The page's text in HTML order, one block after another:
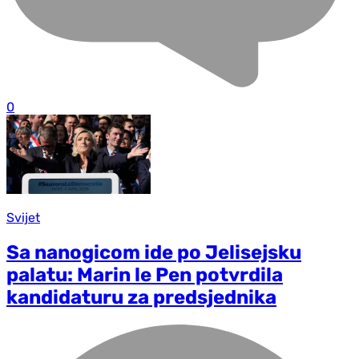
0
Svijet
Sa nanogicom ide po Jelisejsku
palatu: Marin le Pen potvrdila
kandidaturu za predsjednika